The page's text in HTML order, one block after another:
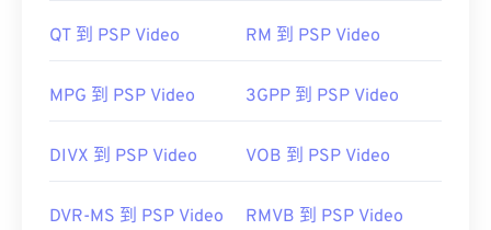
QT 到 PSP Video RM 到 PSP Video
MPG 到 PSP Video 3GPP 到 PSP Video
DIVX 到 PSP Video VOB 到 PSP Video
DVR-MS 到 PSP Video RMVB 到 PSP Video